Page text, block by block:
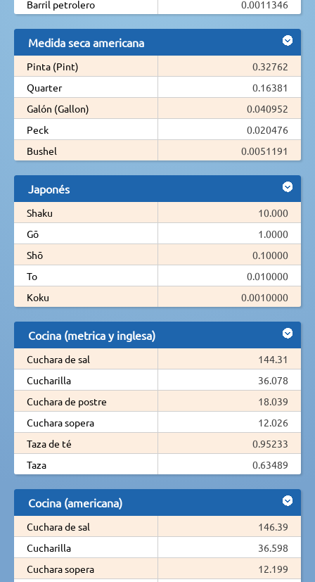
Barril petrolero 0.0011346
Medida seca americana
Pinta (Pint)
0.32762
Quarter
0.16381
Galón (Gallon)
0.040952
Peck
0.020476
Bushel
0.0051191
Japonés
Shaku
10.000
Gō
1.0000
Shō
0.10000
To
0.010000
Koku
0.0010000
Cocina (metrica y inglesa)
Cuchara de sal
144.31
Cucharilla
36.078
Cuchara de postre
18.039
Cuchara sopera
12.026
Taza de té
0.95233
Taza
0.63489
Cocina (americana)
Cuchara de sal
146.39
Cucharilla
36.598
Cuchara sopera
12.199